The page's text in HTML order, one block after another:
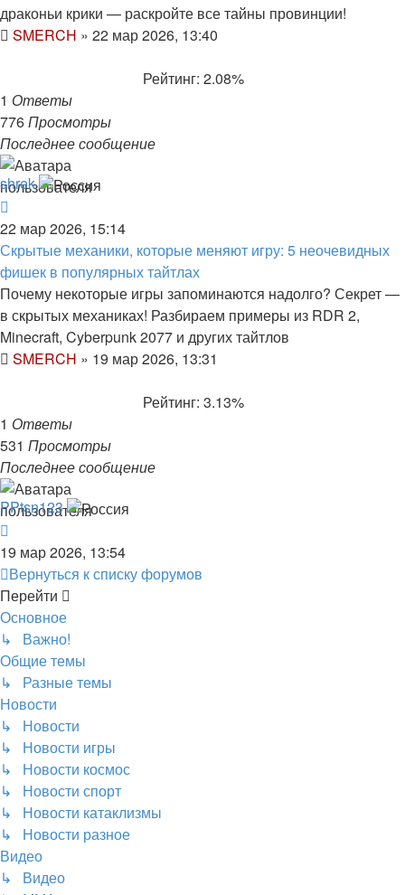
драконьи крики — раскройте все тайны провинции!
SMERCH » 22 мар 2026, 13:40
Рейтинг: 2.08%
1 Ответы
776Просмотры
Последнее сообщение
shrek
22 мар 2026, 15:14
Скрытые механики, которые меняют игру: 5 неочевидных
фишек в популярных тайтлах
Почему некоторые игры запоминаются надолго? Секрет —
в скрытых механиках! Разбираем примеры из RDR 2,
Minecraft, Cyberpunk 2077 и других тайтлов
SMERCH » 19 мар 2026, 13:31
Рейтинг: 3.13%
1 Ответы
531 Просмотры
Последнее сообщение
PPtsn123
19 мар 2026, 13:54
Вернуться к списку форумов
Перейти
Основное
↳ Важно!
Общие темы
↳ Разные темы
Новости
↳ Новости
↳ Новости игры
↳ Новости космос
↳ Новости спорт
↳ Новости катаклизмы
↳ Новости разное
Видео
↳ Видео